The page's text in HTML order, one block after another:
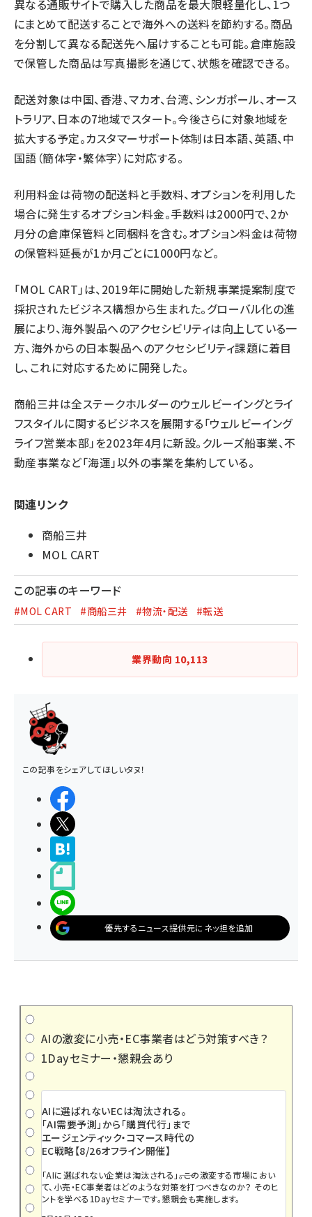
異なる通販サイトで購入した商品を最大限軽量化し、1つ
にまとめて配送することで海外への送料を節約する。商品
を分割して異なる配送先へ届けすることも可能。倉庫施設
で保管した商品は写真撮影を通じて、状態を確認できる。
配送対象は中国、香港、マカオ、台湾、シンガポール、オース
トラリア、日本の7地域でスタート。今後さらに対象地域を
拡大する予定。カスタマーサポート体制は日本語、英語、中
国語（簡体字・繁体字）に対応する。
利用料金は荷物の配送料と手数料、オプションを利用した
場合に発生するオプション料金。手数料は2000円で、2か
月分の倉庫保管料と同梱料を含む。オプション料金は荷物
の保管料延長が1か月ごとに1000円など。
「MOL CART」は、2019年に開始した新規事業提案制度で
採択されたビジネス構想から生まれた。グローバル化の進
展により、海外製品へのアクセシビリティは向上している一
方、海外からの日本製品へのアクセシビリティ課題に着目
し、これに対応するために開発した。
商船三井は全ステークホルダーのウェルビーイングとライ
フスタイルに関するビジネスを展開する「ウェルビーイング
ライフ営業本部」を2023年4月に新設。クルーズ船事業、不
動産事業など「海運」以外の事業を集約している。
関連リンク
商船三井
MOL CART
この記事のキーワード
#MOL CART #商船三井 #物流・配送 #転送
業界動向 10,113
この記事をシェアしてほしいタヌ！
優先するニュース提供元にネッ担を追加
AIの激変に小売・EC事業者はどう対策すべき？
1Dayセミナー・懇親会あり
AIに選ばれないECは淘汰される。
「AI需要予測」から「購買代行」まで
エージェンティック・コマース時代の
EC戦略【8/26オフライン開催】
「AIに選ばれない企業は淘汰される」――。この激変する市場におい
て、小売・EC事業者はどのような対策を打つべきなのか？ そのヒ
ントを学べる1Dayセミナーです。懇親会も実施します。